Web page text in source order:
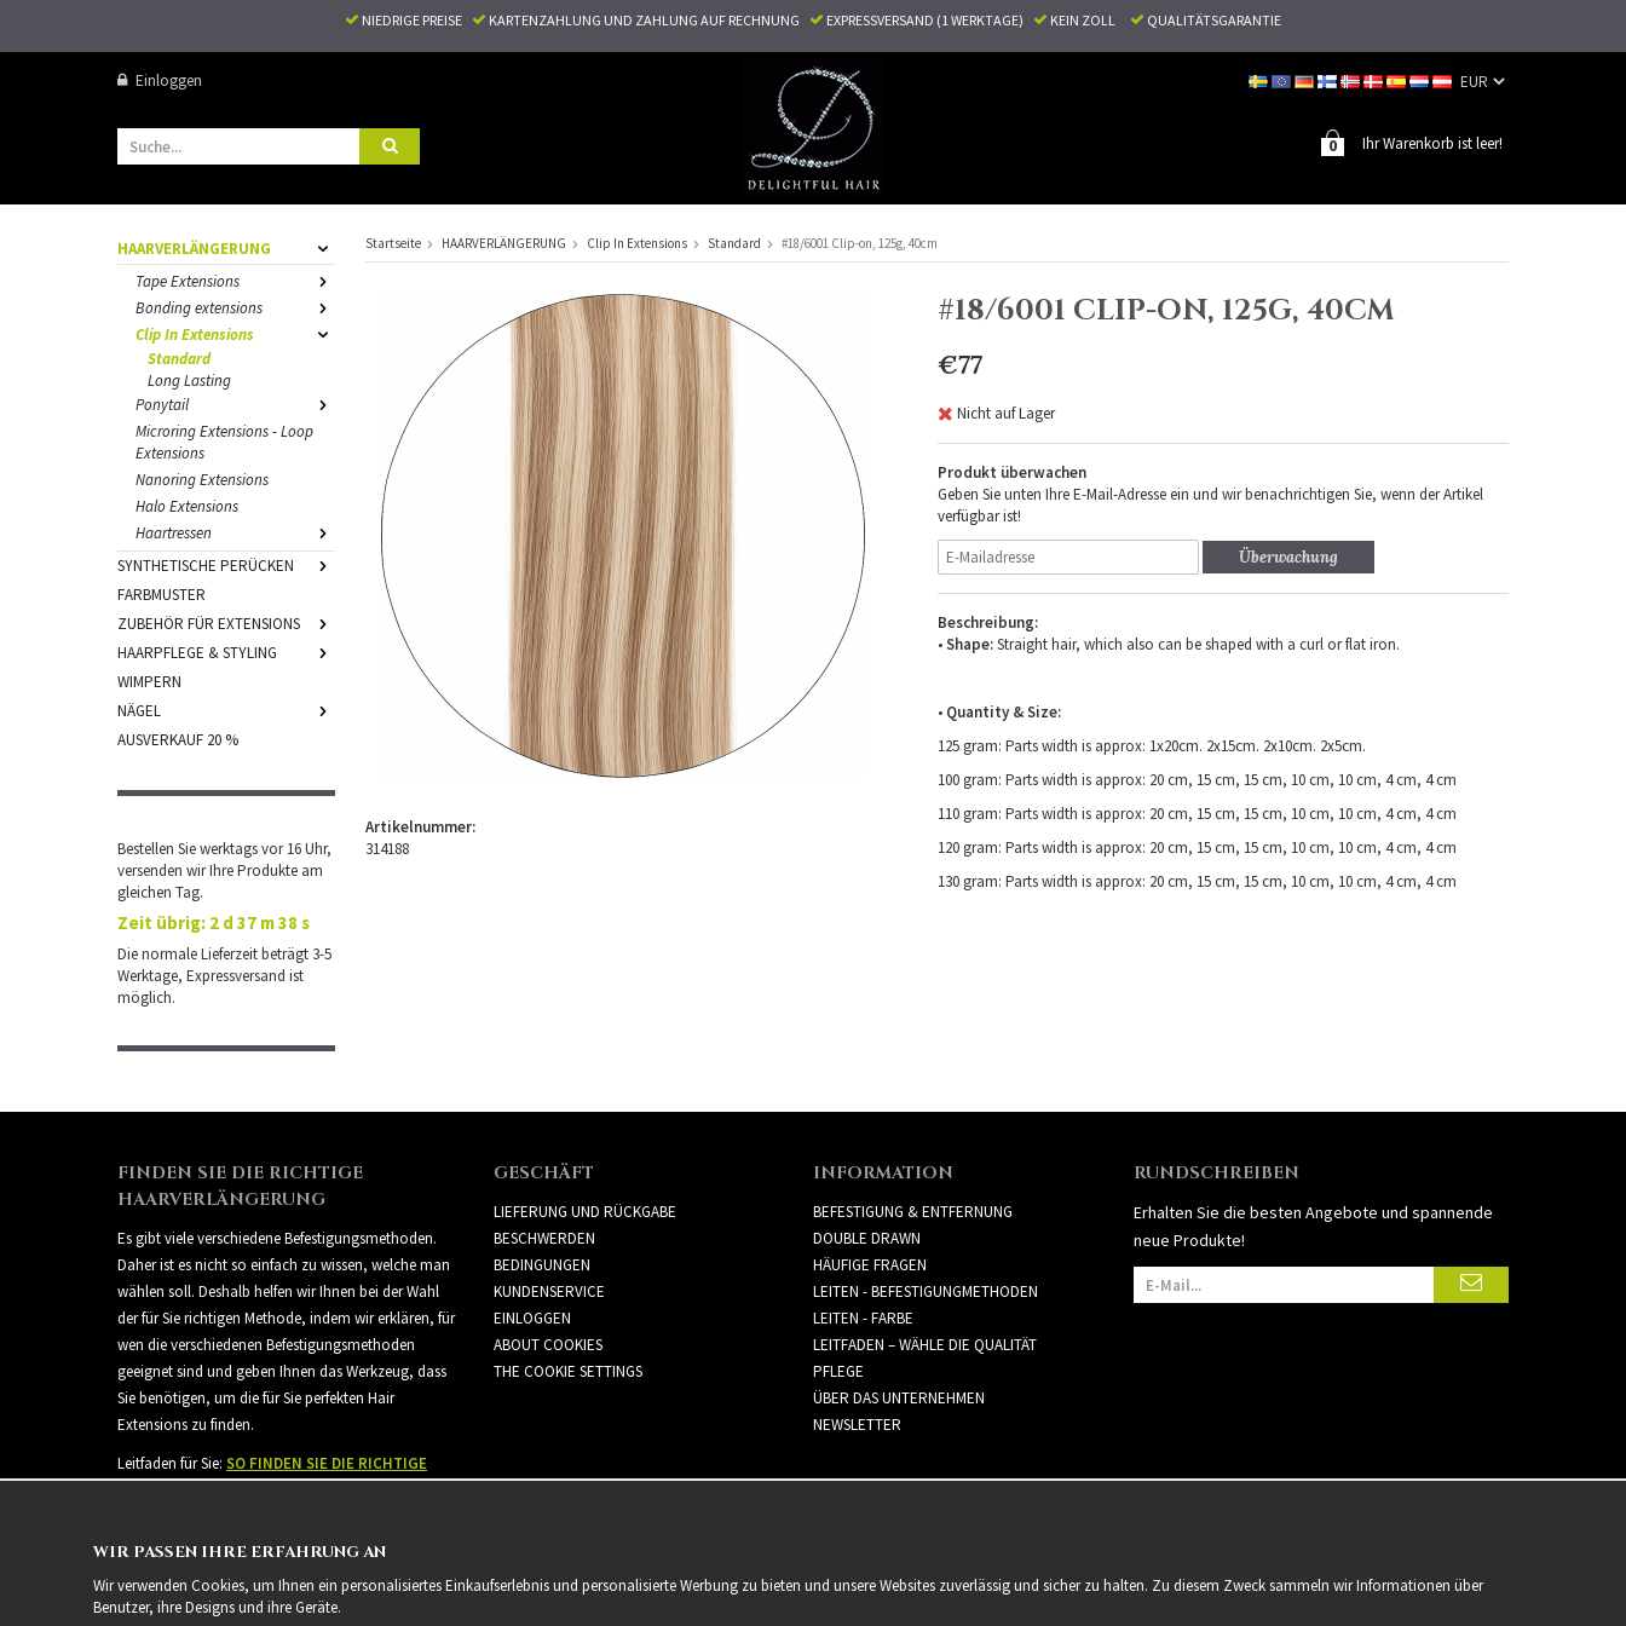
NIEDRIGE PREISE KARTENZAHLUNG UND ZAHLUNG AUF RECHNUNG EXPRESSVERSAND (1 WERKTAGE) KEIN ZOLL QUALITÄTSGARANTIE
Einloggen
Ihr Warenkorb ist leer!
0
HAARVERLÄNGERUNG
Tape Extensions
Bonding extensions
Clip In Extensions
Standard
Long Lasting
Ponytail
Microring Extensions - Loop
Extensions
Nanoring Extensions
Halo Extensions
Haartressen
SYNTHETISCHE PERÜCKEN
FARBMUSTER
ZUBEHÖR FÜR EXTENSIONS
HAARPFLEGE & STYLING
WIMPERN
NÄGEL
AUSVERKAUF 20 %
Bestellen Sie werktags vor 16 Uhr,
versenden wir Ihre Produkte am
gleichen Tag.
Zeit übrig: 2 d 37 m 37 s
Die normale Lieferzeit beträgt 3-5
Werktage, Expressversand ist
möglich.
Startseite HAARVERLÄNGERUNG Clip In Extensions Standard #18/6001 Clip-on, 125g, 40cm
#18/6001 CLIP-ON, 125G, 40CM
€77
Nicht auf Lager
Produkt überwachen
Geben Sie unten Ihre E-Mail-Adresse ein und wir benachrichtigen Sie, wenn der Artikel
verfügbar ist!
Überwachung
Beschreibung:
•Shape:Straight hair, which also can be shaped with a curl or flat iron.
• Quantity & Size:
125 gram: Parts width is approx: 1x20cm. 2x15cm. 2x10cm. 2x5cm.
100 gram: Parts width is approx: 20 cm, 15 cm, 15 cm, 10 cm, 10 cm, 4 cm, 4 cm
110 gram: Parts width is approx: 20 cm, 15 cm, 15 cm, 10 cm, 10 cm, 4 cm, 4 cm
120 gram: Parts width is approx: 20 cm, 15 cm, 15 cm, 10 cm, 10 cm, 4 cm, 4 cm
130 gram: Parts width is approx: 20 cm, 15 cm, 15 cm, 10 cm, 10 cm, 4 cm, 4 cm
Artikelnummer:
314188
FINDEN SIE DIE RICHTIGE
HAARVERLÄNGERUNG
Es gibt viele verschiedene Befestigungsmethoden.
Daher ist es nicht so einfach zu wissen, welche man
wählen soll. Deshalb helfen wir Ihnen bei der Wahl
der für Sie richtigen Methode, indem wir erklären, für
wen die verschiedenen Befestigungsmethoden
geeignet sind und geben Ihnen das Werkzeug, dass
Sie benötigen, um die für Sie perfekten Hair
Extensions zu finden.
Leitfaden für Sie: SO FINDEN SIE DIE RICHTIGE
GESCHÄFT
LIEFERUNG UND RÜCKGABE
BESCHWERDEN
BEDINGUNGEN
KUNDENSERVICE
EINLOGGEN
ABOUT COOKIES
THE COOKIE SETTINGS
INFORMATION
BEFESTIGUNG & ENTFERNUNG
DOUBLE DRAWN
HÄUFIGE FRAGEN
LEITEN - BEFESTIGUNGMETHODEN
LEITEN - FARBE
LEITFADEN – WÄHLE DIE QUALITÄT
PFLEGE
ÜBER DAS UNTERNEHMEN
NEWSLETTER
RUNDSCHREIBEN
Erhalten Sie die besten Angebote und spannende
neue Produkte!
WIR PASSEN IHRE ERFAHRUNG AN
Wir verwenden Cookies, um Ihnen ein personalisiertes Einkaufserlebnis und personalisierte Werbung zu bieten und unsere Websites zuverlässig und sicher zu halten. Zu diesem Zweck sammeln wir Informationen über
Benutzer, ihre Designs und ihre Geräte.